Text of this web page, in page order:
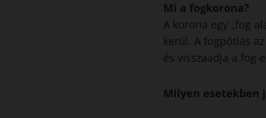
Mi a fogkorona?
A korona egy „fog
kerül. A fogpótlás
és visszaadja a fog
Milyen esetekben